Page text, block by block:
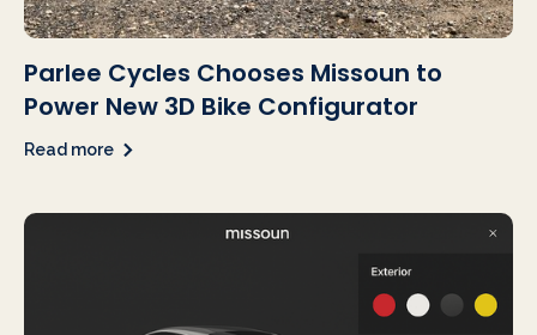
Parlee Cycles Chooses Missoun to
Power New 3D Bike Configurator
Read more